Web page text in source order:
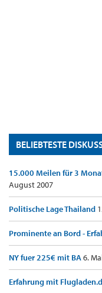
BELIEBTESTE
15.000 Meilen für 3
August 2007
Politische Lage Thailand
Prominente an Bord -
NY fuer 225€ mit BA6.
Erfahrung mit